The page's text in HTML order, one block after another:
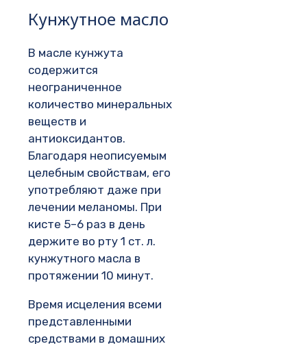
Кунжутное масло
В масле кунжута
содержится
неограниченное
количество минеральных
веществ и
антиоксидантов.
Благодаря неописуемым
целебным свойствам, его
употребляют даже при
лечении меланомы. При
кисте 5–6 раз в день
держите во рту 1 ст. л.
кунжутного масла в
протяжении 10 минут.
Время исцеления всеми
представленными
средствами в домашних